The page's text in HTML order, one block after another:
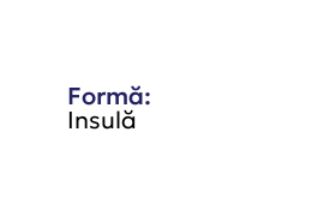
Formă:
Insulă